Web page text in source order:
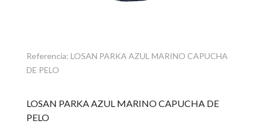
Referencia: LOSAN PARKA AZUL MARINO CAPUCHA
DE PELO
LOSAN PARKA AZUL MARINO CAPUCHA DE
PELO